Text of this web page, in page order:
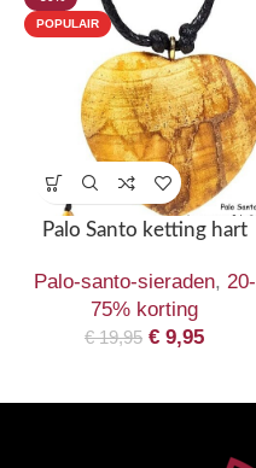
POPULAIR
Palo Santo ketting hart
Palo-santo-sieraden, 20-
75% korting
€19,95 € 9,95